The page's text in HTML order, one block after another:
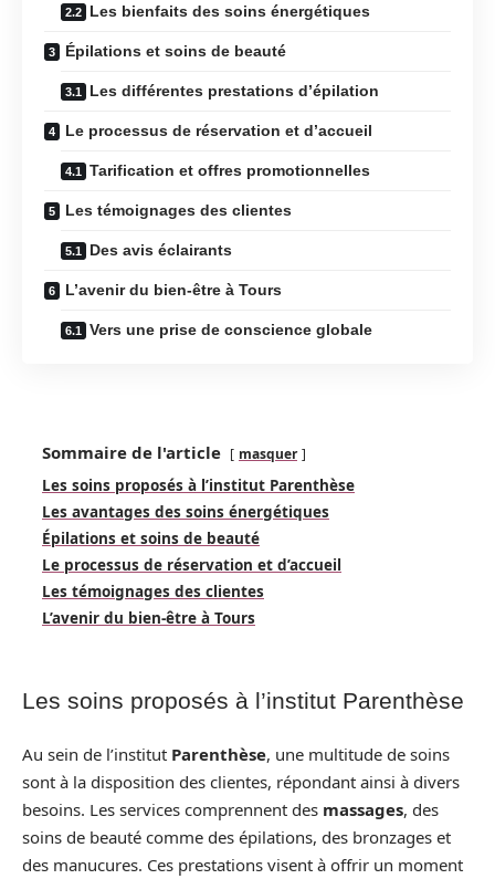
Les bienfaits des soins énergétiques
Épilations et soins de beauté
Les différentes prestations d’épilation
Le processus de réservation et d’accueil
Tarification et offres promotionnelles
Les témoignages des clientes
Des avis éclairants
L’avenir du bien-être à Tours
Vers une prise de conscience globale
Sommaire de l'article masquer
Les soins proposés à l’institut Parenthèse
Les avantages des soins énergétiques
Épilations et soins de beauté
Le processus de réservation et d’accueil
Les témoignages des clientes
L’avenir du bien-être à Tours
Les soins proposés à l’institut Parenthèse
Au sein de l’institut Parenthèse, une multitude de soins
sont à la disposition des clientes, répondant ainsi à divers
besoins. Les services comprennent des massages, des
soins de beauté comme des épilations, des bronzages et
des manucures. Ces prestations visent à offrir un moment